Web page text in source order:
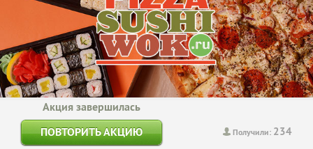
Получили: 234
Акция завершилась
ПОВТОРИТЬ АКЦИЮ